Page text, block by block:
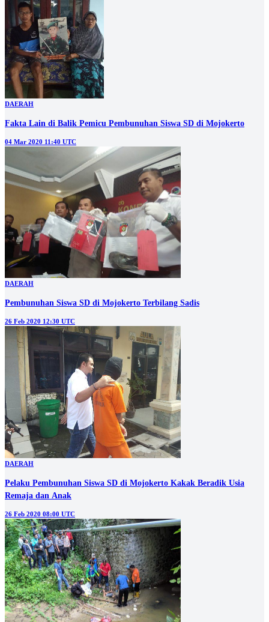
DAERAH
Fakta Lain di Balik Pemicu Pembunuhan Siswa SD di Mojokerto
04 Mar 2020 11:40 UTC
DAERAH
Pembunuhan Siswa SD di Mojokerto Terbilang Sadis
26 Feb 2020 12:30 UTC
DAERAH
Pelaku Pembunuhan Siswa SD di Mojokerto Kakak Beradik Usia
Remaja dan Anak
26 Feb 2020 08:00 UTC